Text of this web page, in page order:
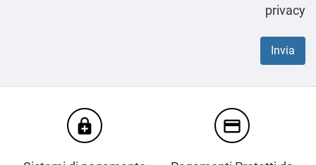
privacy
enhanced_encryption credit_card